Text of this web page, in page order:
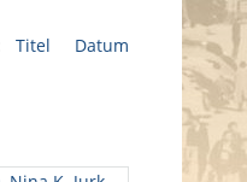
Titel Datum